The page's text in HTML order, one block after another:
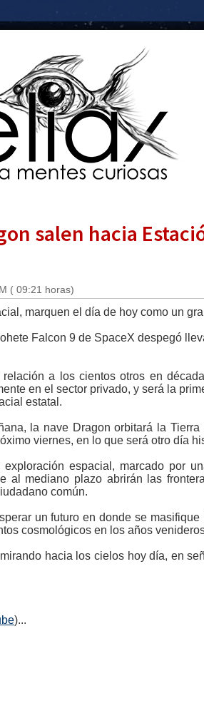
salen hacia
( 09:21 horas)
marquen el día de hoy como un
Falcon 9 de SpaceX despegó
a los cientos otros en
en el sector privado, y será la
estatal.
la nave Dragon orbitará la
viernes, en lo que será otro día
espacial, marcado por
al mediano plazo abrirán las
común.
un futuro en donde se
cosmológicos en los años
hacia los cielos hoy día, en
)...